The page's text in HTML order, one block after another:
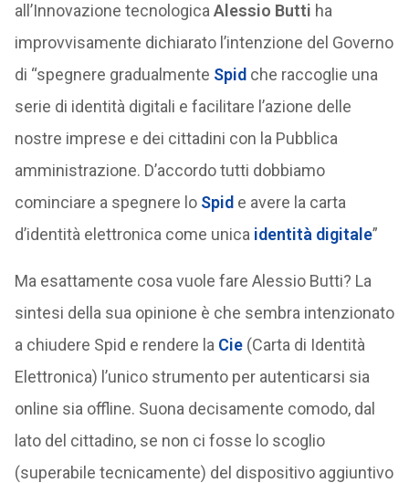
all’Innovazione tecnologica Alessio Butti ha
improvvisamente dichiarato l’intenzione del Governo
di “spegnere gradualmente Spid che raccoglie una
serie di identità digitali e facilitare l’azione delle
nostre imprese e dei cittadini con la Pubblica
amministrazione. D’accordo tutti dobbiamo
cominciare a spegnere lo Spid e avere la carta
d’identità elettronica come unica identità digitale”
Ma esattamente cosa vuole fare Alessio Butti? La
sintesi della sua opinione è che sembra intenzionato
a chiudere Spid e rendere la Cie(Carta di Identità
Elettronica) l’unico strumento per autenticarsi sia
online sia offline. Suona decisamente comodo, dal
lato del cittadino, se non ci fosse lo scoglio
(superabile tecnicamente) del dispositivo aggiuntivo